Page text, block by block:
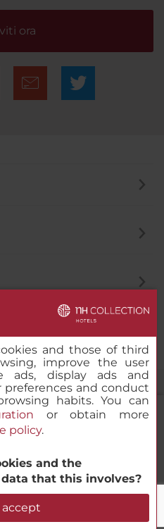
Eurobuilding
ora
& AMERICAS Santa Engracia
Spagna
and those of third
improve the user
ads, display ads and
and conduct
habits. You can
or obtain more
policy.
and the
that this involves?
accept